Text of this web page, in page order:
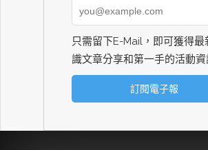
只需留下E-Mail，即可獲得最
識文章分享和第一手的活動資